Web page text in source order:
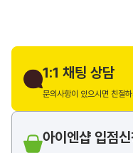
1:1 채팅 상담
문의사항이 있으시면 친절
아이엔샵 입점